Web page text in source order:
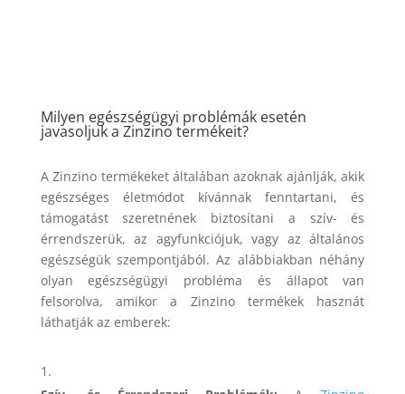
Milyen egészségügyi problémák esetén
javasoljuk a Zinzino termékeit?
A Zinzino termékeket általában azoknak ajánlják, akik
egészséges életmódot kívánnak fenntartani, és
támogatást szeretnének biztosítani a szív- és
érrendszerük, az agyfunkciójuk, vagy az általános
egészségük szempontjából. Az alábbiakban néhány
olyan egészségügyi probléma és állapot van
felsorolva, amikor a Zinzino termékek hasznát
láthatják az emberek: